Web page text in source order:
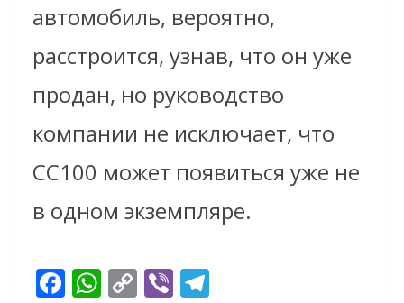
автомобиль, вероятно,
расстроится, узнав, что он уже
продан, но руководство
компании не исключает, что
CC100 может появиться уже не
в одном экземпляре.
F W C Vi